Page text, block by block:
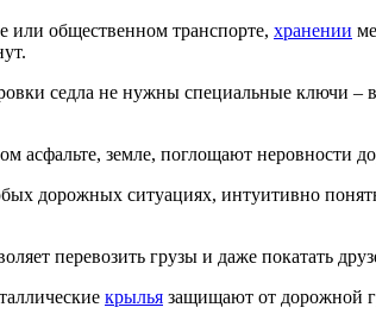
или общественном транспорте, хранении
седла не нужны специальные ключи –
асфальте, земле, поглощают неровности
дорожных ситуациях, интуитивно
перевозить грузы и даже покатать
крылья защищают от дорожной